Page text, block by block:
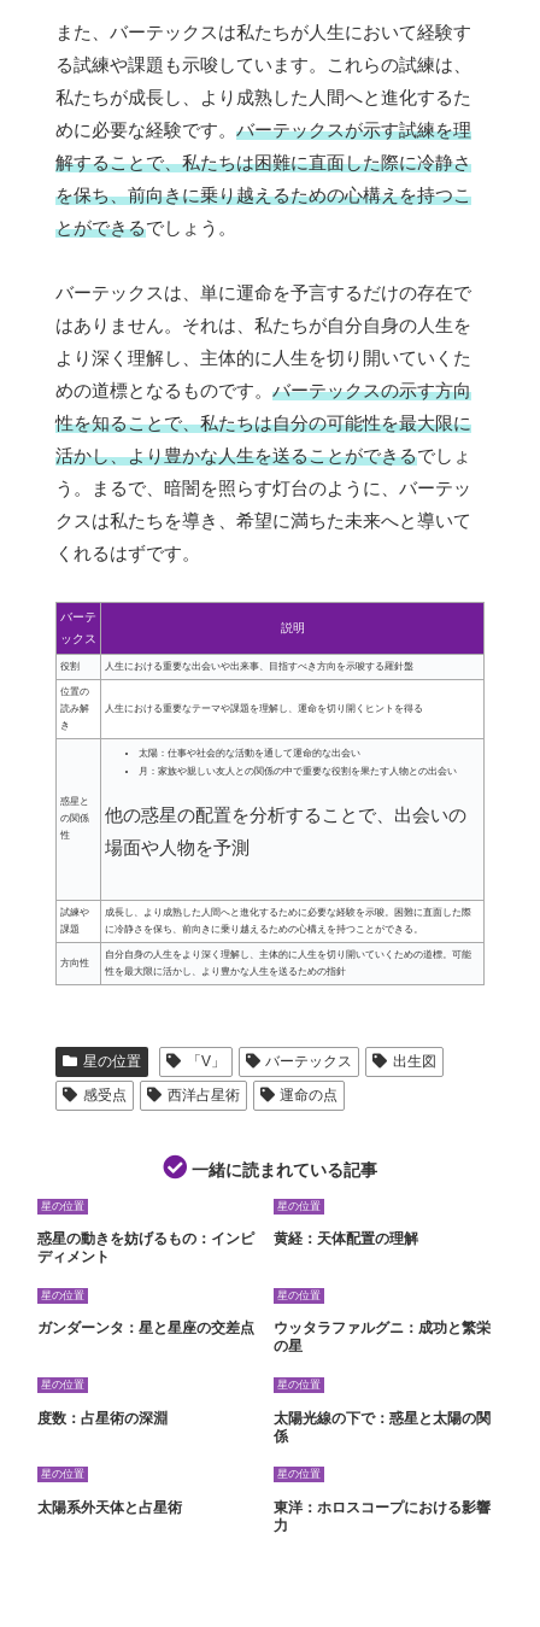
また、バーテックスは私たちが人生において経験す
る試練や課題も示唆しています。これらの試練は、
私たちが成長し、より成熟した人間へと進化するた
めに必要な経験です。 バーテックスが示す試練を理
解することで、私たちは困難に直面した際に冷静さ
を保ち、前向きに乗り越えるための心構えを持つこ
とができるでしょう。
バーテックスは、単に運命を予言するだけの存在で
はありません。それは、私たちが自分自身の人生を
より深く理解し、主体的に人生を切り開いていくた
めの道標となるものです。 バーテックスの示す方向
性を知ることで、私たちは自分の可能性を最大限に
活かし、より豊かな人生を送ることができるでしょ
う。まるで、暗闇を照らす灯台のように、バーテッ
クスは私たちを導き、希望に満ちた未来へと導いて
くれるはずです。
バーテ
ックス
説明
役割 人生における重要な出会いや出来事、目指すべき方向を示唆する羅針盤
位置の
読み解
き
人生における重要なテーマや課題を理解し、運命を切り開くヒントを得る
惑星と
の関係
性
太陽：仕事や社会的な活動を通して運命的な出会い
月：家族や親しい友人との関係の中で重要な役割を果たす人物との出会い
他の惑星の配置を分析することで、出会いの
場面や人物を予測
試練や
課題
成長し、より成熟した人間へと進化するために必要な経験を示唆。困難に直面した際
に冷静さを保ち、前向きに乗り越えるための心構えを持つことができる。
方向性
自分自身の人生をより深く理解し、主体的に人生を切り開いていくための道標。可能
性を最大限に活かし、より豊かな人生を送るための指針
星の位置 「V」 バーテックス
出生図
感受点
西洋占星術 運命の点
一緒に読まれている記事
星の位置
惑星の動きを妨げるもの：インピ
ディメント
星の位置
黄経：天体配置の理解
星の位置
ガンダーンタ：星と星座の交差点
星の位置
ウッタラファルグニ：成功と繁栄
の星
星の位置
度数：占星術の深淵
星の位置
太陽光線の下で：惑星と太陽の関
係
星の位置
太陽系外天体と占星術
星の位置
東洋：ホロスコープにおける影響
力